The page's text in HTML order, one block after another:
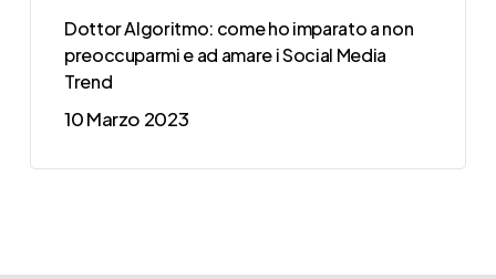
Dottor Algoritmo: come ho imparato a non
preoccuparmi e ad amare i Social Media
Trend
10 Marzo 2023